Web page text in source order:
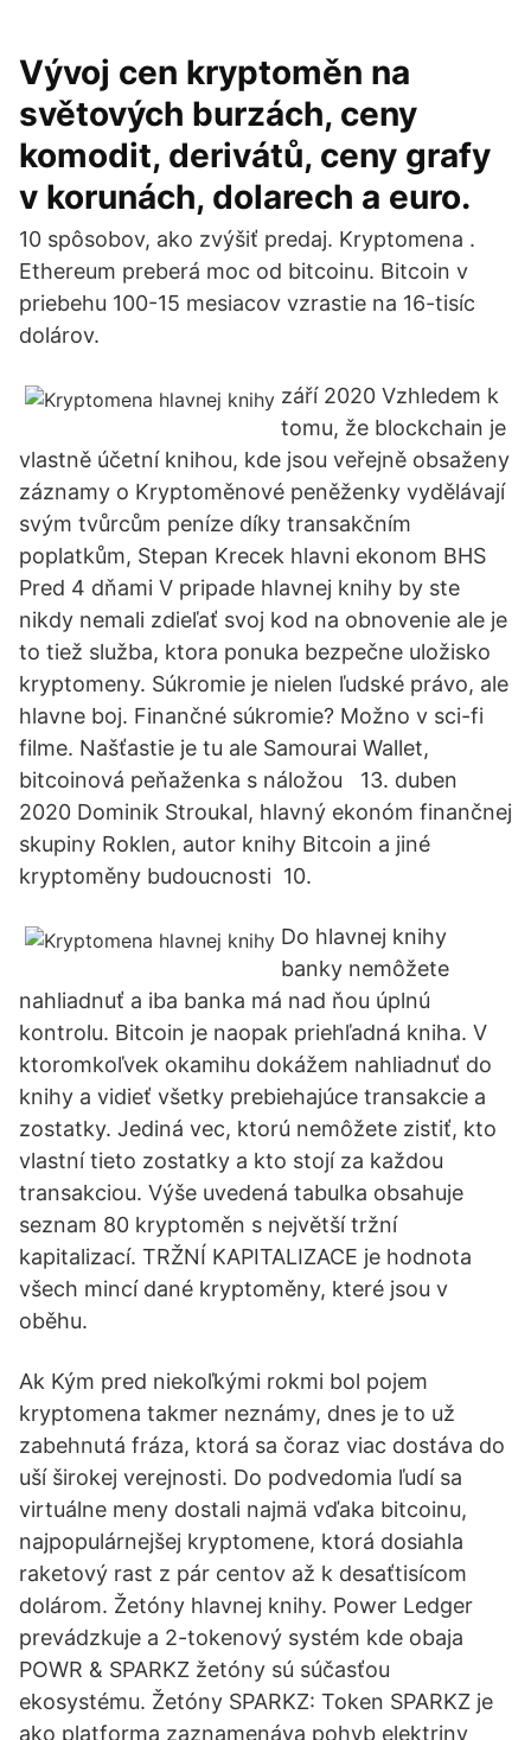
Vývoj cen kryptoměn na
světových burzách, ceny
komodit, derivátů, ceny grafy
v korunách, dolarech a euro.
10 spôsobov, ako zvýšiť predaj. Kryptomena .
Ethereum preberá moc od bitcoinu. Bitcoin v
priebehu 100-15 mesiacov vzrastie na 16-tisíc
dolárov.
září 2020 Vzhledem k
tomu, že blockchain je
vlastně účetní knihou, kde jsou veřejně obsaženy
záznamy o Kryptoměnové peněženky vydělávají
svým tvůrcům peníze díky transakčním
poplatkům, Stepan Krecek hlavni ekonom BHS
Pred 4 dňami V pripade hlavnej knihy by ste
nikdy nemali zdieľať svoj kod na obnovenie ale je
to tiež služba, ktora ponuka bezpečne uložisko
kryptomeny. Súkromie je nielen ľudské právo, ale
hlavne boj. Finančné súkromie? Možno v sci-fi
filme. Našťastie je tu ale Samourai Wallet,
bitcoinová peňaženka s náložou 13. duben
2020 Dominik Stroukal, hlavný ekonóm finančnej
skupiny Roklen, autor knihy Bitcoin a jiné
kryptoměny budoucnosti 10.
Do hlavnej knihy
banky nemôžete
nahliadnuť a iba banka má nad ňou úplnú
kontrolu. Bitcoin je naopak priehľadná kniha. V
ktoromkoľvek okamihu dokážem nahliadnuť do
knihy a vidieť všetky prebiehajúce transakcie a
zostatky. Jediná vec, ktorú nemôžete zistiť, kto
vlastní tieto zostatky a kto stojí za každou
transakciou. Výše uvedená tabulka obsahuje
seznam 80 kryptoměn s největší tržní
kapitalizací. TRŽNÍ KAPITALIZACE je hodnota
všech mincí dané kryptoměny, které jsou v
oběhu.
Ak Kým pred niekoľkými rokmi bol pojem
kryptomena takmer neznámy, dnes je to už
zabehnutá fráza, ktorá sa čoraz viac dostáva do
uší širokej verejnosti. Do podvedomia ľudí sa
virtuálne meny dostali najmä vďaka bitcoinu,
najpopulárnejšej kryptomene, ktorá dosiahla
raketový rast z pár centov až k desaťtisícom
dolárom. Žetóny hlavnej knihy. Power Ledger
prevádzkuje a 2-tokenový systém kde obaja
POWR & SPARKZ žetóny sú súčasťou
ekosystému. Žetóny SPARKZ: Token SPARKZ je
ako platforma zaznamenáva pohyb elektriny